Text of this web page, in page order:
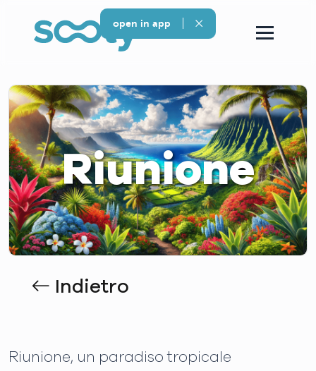
Riunione
Indietro
Riunione, un paradiso tropicale
open in app